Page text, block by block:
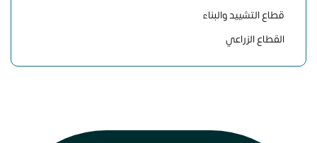
قطاع التشييد والبناء
القطاع الزراعي